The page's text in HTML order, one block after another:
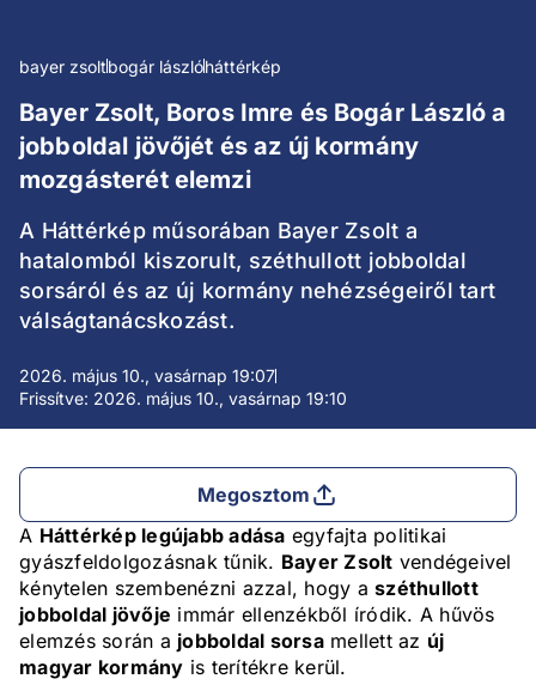
bayer zsoltbogár lászlóháttérkép
Bayer Zsolt, Boros Imre és Bogár László a
jobboldal jövőjét és az új kormány
mozgásterét elemzi
A Háttérkép műsorában Bayer Zsolt a
hatalomból kiszorult, széthullott jobboldal
sorsáról és az új kormány nehézségeiről tart
válságtanácskozást.
2026. május 10., vasárnap 19:07
Frissítve: 2026. május 10., vasárnap 19:10
Megosztom
A Háttérkép legújabb adása egyfajta politikai
gyászfeldolgozásnak tűnik. Bayer Zsolt vendégeivel
kénytelen szembenézni azzal, hogy a széthullott
jobboldal jövője immár ellenzékből íródik. A hűvös
elemzés során a jobboldal sorsamellett az új
magyar kormány is terítékre kerül.